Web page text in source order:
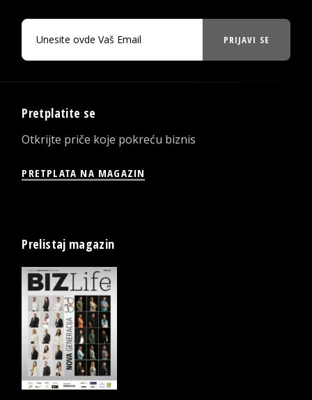
PRIJAVI SE
Pretplatite se
Otkrijte priče koje pokreću biznis
PRETPLATA NA MAGAZIN
Prelistaj magazin